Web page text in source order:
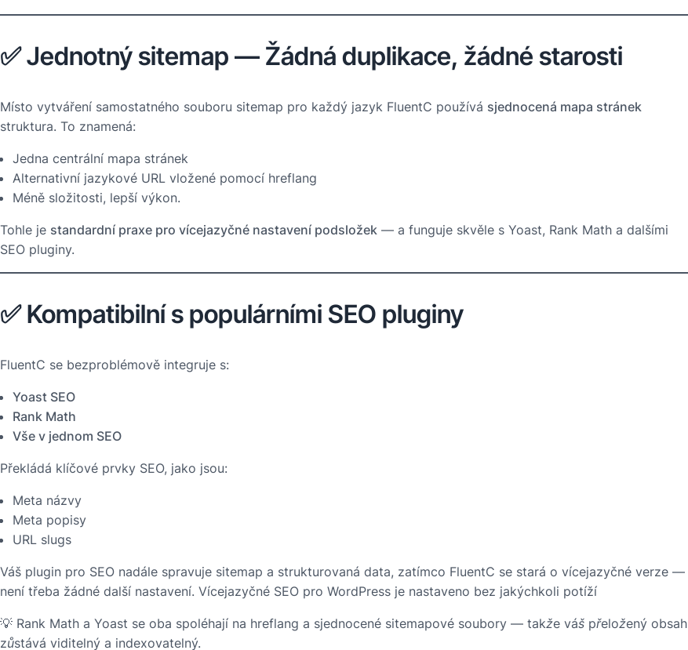
✅ Jednotný sitemap — Žádná duplikace, žádné starosti
Místo vytváření samostatného souboru sitemap pro každý jazyk FluentC používá sjednocená mapa stránek
struktura. To znamená:
Jedna centrální mapa stránek
Alternativní jazykové URL vložené pomocí hreflang
Méně složitosti, lepší výkon.
Tohle je standardní praxe pro vícejazyčné nastavení podsložek — a funguje skvěle s Yoast, Rank Math a dalšími
SEO pluginy.
✅ Kompatibilní s populárními SEO pluginy
FluentC se bezproblémově integruje s:
Yoast SEO
Rank Math
Vše v jednom SEO
Překládá klíčové prvky SEO, jako jsou:
Meta názvy
Meta popisy
URL slugs
Váš plugin pro SEO nadále spravuje sitemap a strukturovaná data, zatímco FluentC se stará o vícejazyčné verze —
není třeba žádné další nastavení. Vícejazyčné SEO pro WordPress je nastaveno bez jakýchkoli potíží
💡 Rank Math a Yoast se oba spoléhají na hreflang a sjednocené sitemapové soubory — takže váš přeložený obsah
zůstává viditelný a indexovatelný.